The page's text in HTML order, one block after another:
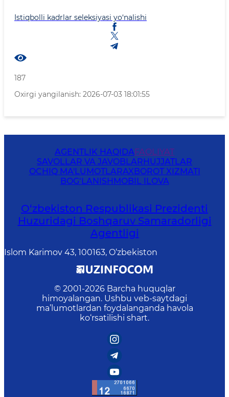
Istiqbolli kadrlar seleksiyasi yo‘nalishi
187
Oxirgi yangilanish: 2026-07-03 18:01:55
AGENTLIK HAQIDAFAOLIYAT
SAVOLLAR VA JAVOBLARHUJJATLAR
OCHIQ MA'LUMOTLARAXBOROT XIZMATI
BOG‘LANISHMOBIL ILOVA
O‘zbekiston Respublikasi Prezidenti
Huzuridagi Boshqaruv Samaradorligi
Agentligi
Islom Karimov 43, 100163, O‘zbekiston
© 2001-2026 Barcha huquqlar
himoyalangan. Ushbu veb-saytdagi
ma’lumotlardan foydalanganda havola
ko‘rsatilishi shart.